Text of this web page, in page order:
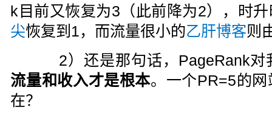
k目前又恢复为3（此前降为2），时
尖恢复到1，而流量很小的乙肝博客则
2）还是那句话，PageRank对
流量和收入才是根本。一个PR=5的
在？